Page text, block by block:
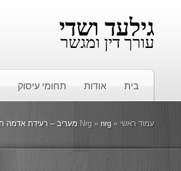
גילעד ושדי
עורך דין ומגשר
בית אודות תחומי עיסוק
עמוד ראשי »
Nrg » nrg מעריב – רעידת אדמה חזקה בישראל: על השורדים, ועל אלו שלא מחבר: עו"ד גילעד ושדי